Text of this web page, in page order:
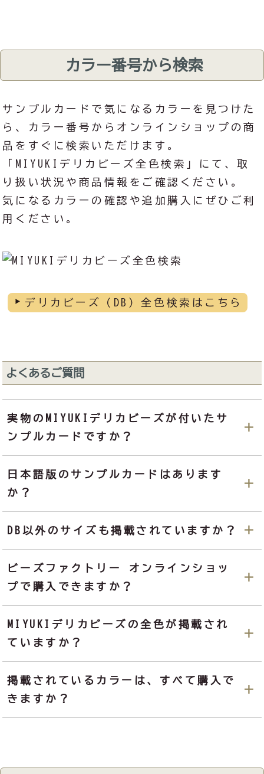
カラー番号から検索
サンプルカードで気になるカラーを見つけた
ら、カラー番号からオンラインショップの商
品をすぐに検索いただけます。
「MIYUKIデリカビーズ全色検索」にて、取
り扱い状況や商品情報をご確認ください。
気になるカラーの確認や追加購入にぜひご利
用ください。
デリカビーズ（DB）全色検索はこちら
よくあるご質問
実物のMIYUKIデリカビーズが付いたサ
ンプルカードですか？
日本語版のサンプルカードはあります
か？
DB以外のサイズも掲載されていますか？
ビーズファクトリー オンラインショッ
プで購入できますか？
MIYUKIデリカビーズの全色が掲載され
ていますか？
掲載されているカラーは、すべて購入で
きますか？